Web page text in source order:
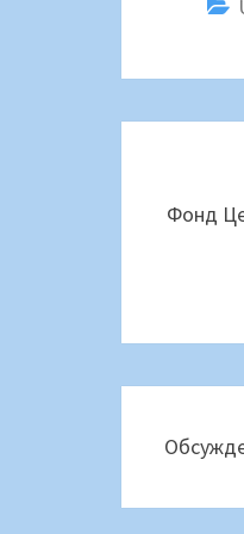
Фонд